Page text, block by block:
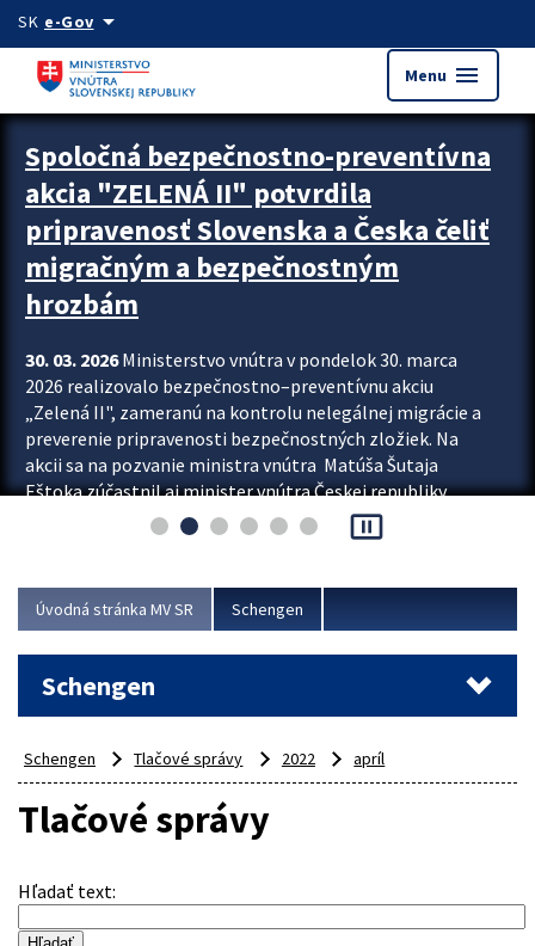
Preskocit na hlavný obsah
SK e-Govarrow_drop_down
Menu menu
Zastavit automatický posun upútavok
Spoločná bezpečnostno-preventívna
akcia "ZELENÁ II" potvrdila
pripravenosť Slovenska a Česka čeliť
migračným a bezpečnostným
hrozbám
30. 03. 2026Ministerstvo vnútra v pondelok 30. marca
2026 realizovalo bezpečnostno–preventívnu akciu
„Zelená II", zameranú na kontrolu nelegálnej migrácie a
preverenie pripravenosti bezpečnostných zložiek. Na
akcii sa na pozvanie ministra vnútra Matúša Šutaja
Eštoka zúčastnil aj minister vnútra Českej republiky
Lubomír Metnar, spolu s ďalšími zahraničnými partnermi.
Cieľom akcie bolo posilniť kontrolné mechanizmy,
demonštrovať pripravenosť Slovenska na možné...
pause_presentation
Úvodná stránka MV SR Schengen
Schengen
Schengen Tlačové správy 2022 apríl
Tlačové správy
Hľadať text: